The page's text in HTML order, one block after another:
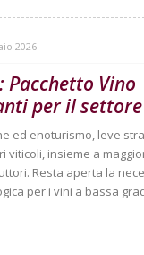
2026
Pacchetto Vino
per il settore
ed enoturismo, leve
viticoli, insieme a
Resta aperta la
per i vini a bassa